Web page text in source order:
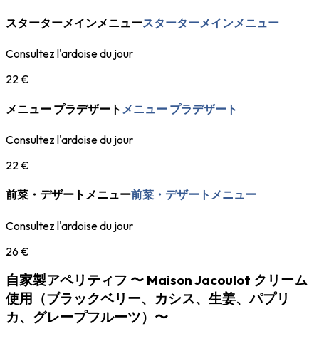
スターターメインメニュースターターメインメニュー
Consultez l'ardoise du jour
22 €
メニュー プラデザート メニュー プラデザート
Consultez l'ardoise du jour
22 €
前菜・デザートメニュー前菜・デザートメニュー
Consultez l'ardoise du jour
26 €
自家製アペリティフ 〜 Maison Jacoulot クリーム
使用（ブラックベリー、カシス、生姜、パプリ
カ、グレープフルーツ）〜